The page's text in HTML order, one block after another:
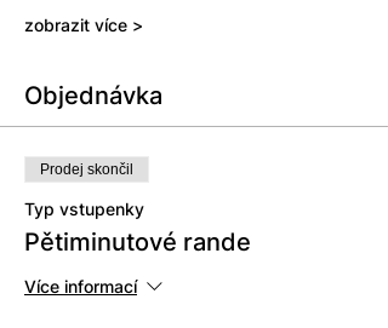
zobrazit více >
Objednávka
Prodej skončil
Typ vstupenky
Pětiminutové rande
Více informací